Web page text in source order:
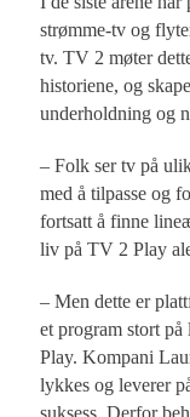
strømme-tv og
tv. TV 2 møter
historiene, og
underholdning og
– Folk ser tv på
med å tilpasse og
fortsatt å finne
liv på TV 2 Play
– Men dette er
et program stort
Play. Kompani
lykkes og leverer